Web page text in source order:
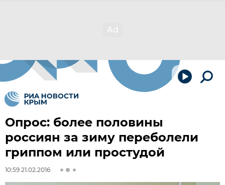
Опрос: более половины
россиян за зиму переболели
гриппом или простудой
10:59 21.02.2016